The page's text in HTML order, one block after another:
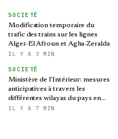
SOCIETÉ
Modification temporaire du
trafic des trains sur les lignes
Alger-El Afroun et Agha-Zeralda
IL Y A 3 MIN
SOCIETÉ
Ministère de l'Intérieur: mesures
anticipatives à travers les
différentes wilayas du pays en
prévision des intempéries
IL Y A 7 MIN